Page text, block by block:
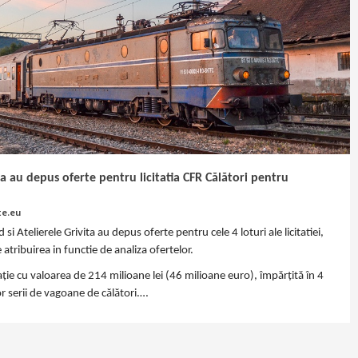
au depus oferte pentru licitatia CFR Călători pentru
si Atelierele Grivita au depus oferte pentru cele 4 loturi ale licitatiei,
atribuirea in functie de analiza ofertelor.
cu valoarea de 214 milioane lei (46 milioane euro), împărțită în 4
serii de vagoane de călători.…